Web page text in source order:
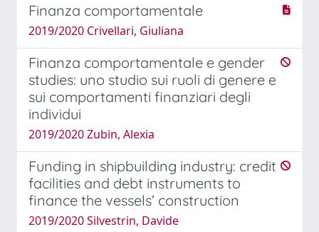
Finanza comportamentale
2019/2020 Crivellari, Giuliana
Finanza comportamentale e gender
studies: uno studio sui ruoli di genere e
sui comportamenti finanziari degli
individui
2019/2020 Zubin, Alexia
Funding in shipbuilding industry: credit
facilities and debt instruments to
finance the vessels’ construction
2019/2020 Silvestrin, Davide